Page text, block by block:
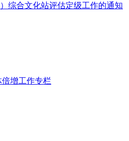
综合文化站评估定级工作的通知
增工作专栏